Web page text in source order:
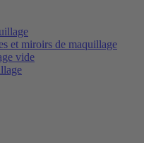
et miroirs de maquillage
vide